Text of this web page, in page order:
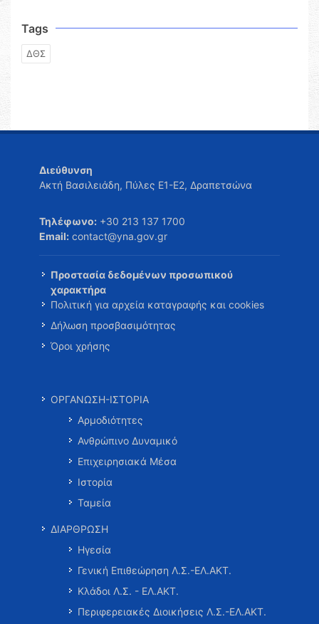
Tags
ΔΘΣ
Διεύθυνση
Ακτή Βασιλειάδη, Πύλες Ε1-Ε2, Δραπετσώνα
Τηλέφωνο: +30 213 137 1700
Email: contact@yna.gov.gr
Προστασία δεδομένων προσωπικού
χαρακτήρα
Πολιτική για αρχεία καταγραφής και cookies
Δήλωση προσβασιμότητας
Όροι χρήσης
ΟΡΓΑΝΩΣΗ-ΙΣΤΟΡΙΑ
Αρμοδιότητες
Ανθρώπινο Δυναμικό
Επιχειρησιακά Μέσα
Ιστορία
Ταμεία
ΔΙΑΡΘΡΩΣΗ
Ηγεσία
Γενική Επιθεώρηση Λ.Σ.-ΕΛ.ΑΚΤ.
Κλάδοι Λ.Σ. - ΕΛ.ΑΚΤ.
Περιφερειακές Διοικήσεις Λ.Σ.-ΕΛ.ΑΚΤ.